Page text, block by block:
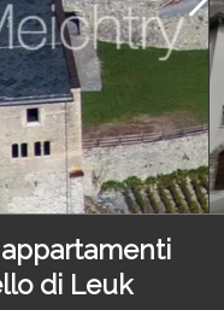
di Leuk